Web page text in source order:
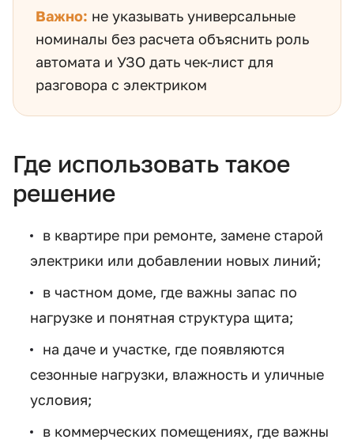
Важно: не указывать универсальные
номиналы без расчета объяснить роль
автомата и УЗО дать чек-лист для
разговора с электриком
Где использовать такое
решение
в квартире при ремонте, замене старой
электрики или добавлении новых линий;
в частном доме, где важны запас по
нагрузке и понятная структура щита;
на даче и участке, где появляются
сезонные нагрузки, влажность и уличные
условия;
в коммерческих помещениях, где важны